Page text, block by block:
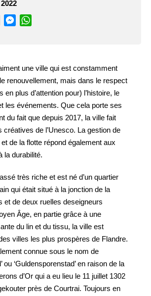
Email Messenger
une ville qui est constamment
renouvellement, mais dans le respect
en plus d’attention pour) l’histoire, le
les événements. Que cela porte ses
du fait que depuis 2017, la ville fait
créatives de l’Unesco. La gestion de
et de la flotte répond également aux
la durabilité.
très riche et est né d’un quartier
qui était situé à la jonction de la
et de deux ruelles deseigneurs
Âge, en partie grâce à une
du lin et du tissu, la ville est
villes les plus prospères de Flandre.
connue sous le nom de
ou ‘Guldensporenstad’ en raison de la
d’Or qui a eu lieu le 11 juillet 1302
près de Courtrai. Toujours en